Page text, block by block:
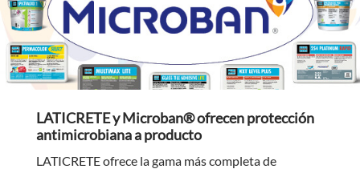
LATICRETE y Microban® ofrecen protección
antimicrobiana a producto
LATICRETE ofrece la gama más completa de